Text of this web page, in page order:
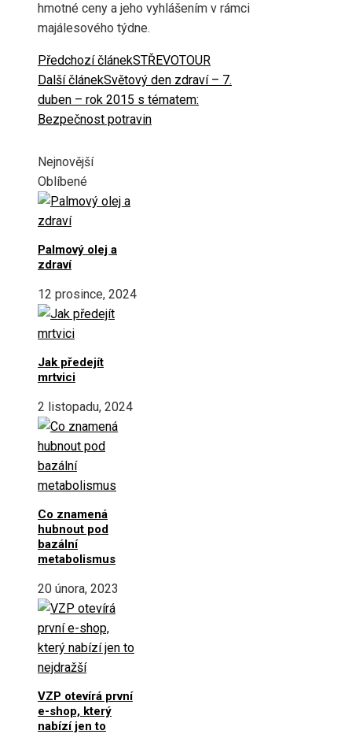
hmotné ceny a jeho vyhlášením v rámci
majálesového týdne.
Předchozí článekSTŘEVOTOUR
Další článekSvětový den zdraví – 7.
duben – rok 2015 s tématem:
Bezpečnost potravin
Nejnovější
Oblíbené
Palmový olej a
zdraví
12 prosince, 2024
Jak předejít
mrtvici
2 listopadu, 2024
Co znamená
hubnout pod
bazální
metabolismus
20 února, 2023
VZP otevírá první
e-shop, který
nabízí jen to